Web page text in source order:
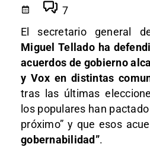
7
El secretario general
Miguel Tellado ha
acuerdos de gobierno
y Vox en distintas
tras las últimas
los populares han
próximo” y que esos
gobernabilidad”.